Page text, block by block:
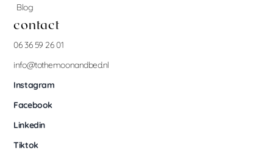
Blog
contact
06 36 59 26 01
info@tothemoonandbed.nl
Instagram
Facebook
Linkedin
Tiktok